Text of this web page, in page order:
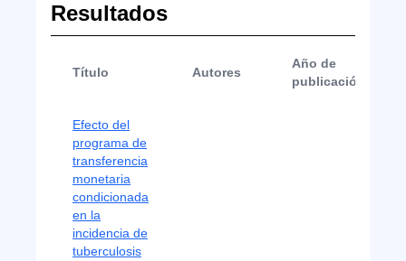
Resultados
Título Autores
Año de
publicación
Efecto del
programa de
transferencia
monetaria
condicionada
en la
incidencia de
tuberculosis